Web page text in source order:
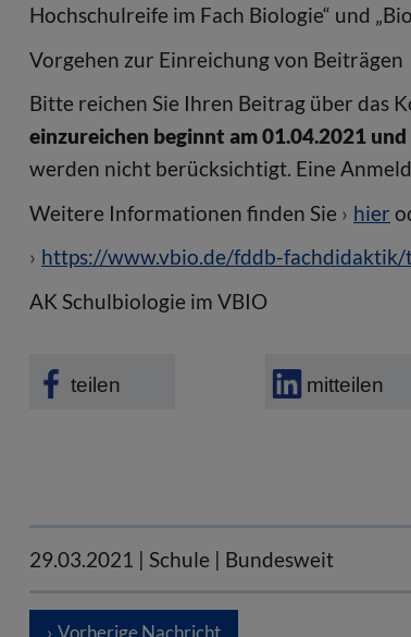
Hochschulreife im Fach Biologie“ und
Vorgehen zur Einreichung von Beiträgen
Bitte reichen Sie Ihren Beitrag über das
einzureichen beginnt am 01.04.2021
werden nicht berücksichtigt. Eine
Weitere Informationen finden Sie
hier
https://www.vbio.de/fddb-
AK Schulbiologie im VBIO
teilen mitteilen
29.03.2021 | Schule | Bundesweit
Vorherige Nachricht